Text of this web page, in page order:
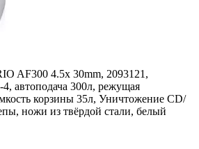
AF300 4.5x 30mm, 2093121,
автоподача 300л, режущая
корзины 35л, Уничтожение CD/
ножи из твёрдой стали, белый